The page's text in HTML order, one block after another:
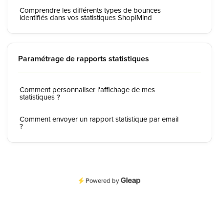
Comprendre les différents types de bounces
identifiés dans vos statistiques ShopiMind
Paramétrage de rapports statistiques
Comment personnaliser l'affichage de mes
statistiques ?
Comment envoyer un rapport statistique par email
?
Powered by